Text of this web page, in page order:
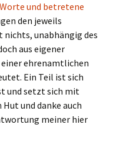
und betretene
den jeweils
unabhängig des
aus eigener
ehrenamtlichen
Ein Teil ist sich
und setzt sich mit
und danke auch
meiner hier